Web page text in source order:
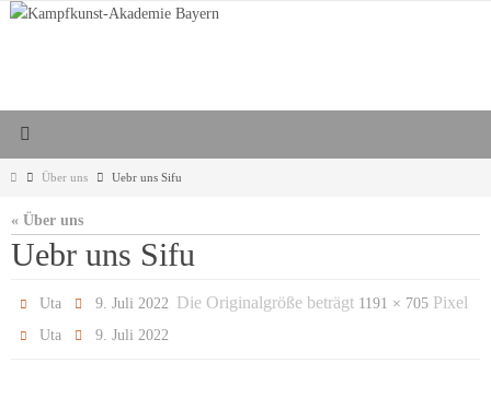
Zum
StartÜber uns Uebr uns Sifu
« Über uns
Uebr uns Sifu
Uta 9. Juli 2022 Die Originalgröße beträgt 1191 × 705Pixel
Uta 9. Juli 2022